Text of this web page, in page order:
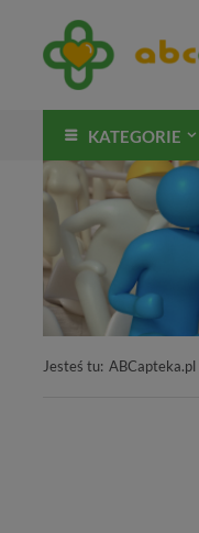
KATEGORIE
Jesteś tu: ABCapteka.pl